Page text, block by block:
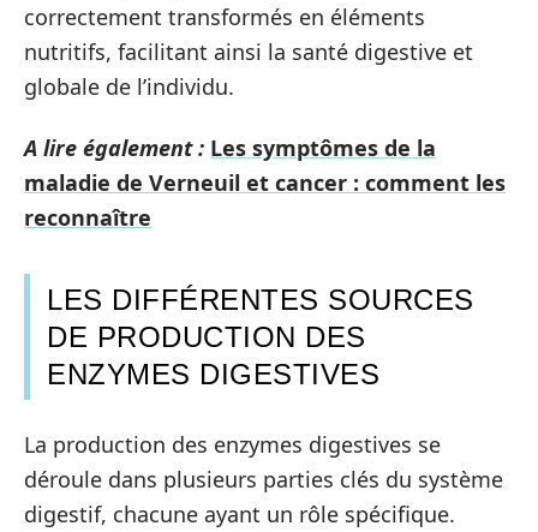
correctement transformés en éléments
nutritifs, facilitant ainsi la santé digestive et
globale de l’individu.
A lire également : Les symptômes de la
maladie de Verneuil et cancer : comment les
reconnaître
LES DIFFÉRENTES SOURCES
DE PRODUCTION DES
ENZYMES DIGESTIVES
La production des enzymes digestives se
déroule dans plusieurs parties clés du système
digestif, chacune ayant un rôle spécifique.